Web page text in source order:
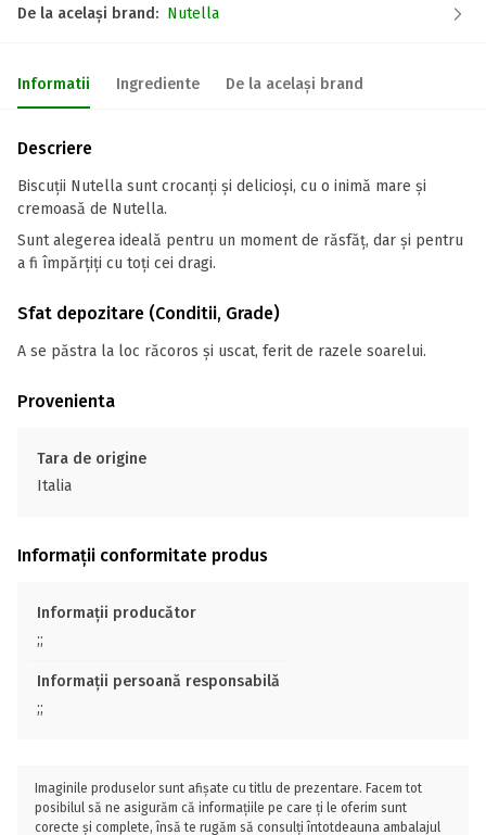
De la același brand: Nutella
Informatii Ingrediente De la același brand
Descriere
Biscuții Nutella sunt crocanți și delicioși, cu o inimă mare și
cremoasă de Nutella.
Sunt alegerea ideală pentru un moment de răsfăț, dar și pentru
a fi împărțiți cu toți cei dragi.
Sfat depozitare (Conditii, Grade)
A se păstra la loc răcoros și uscat, ferit de razele soarelui.
Provenienta
Tara de origine
Italia
Informații conformitate produs
Informații producător
;;
Informații persoană responsabilă
;;
Imaginile produselor sunt afișate cu titlu de prezentare. Facem tot
posibilul să ne asigurăm că informațiile pe care ți le oferim sunt
corecte și complete, însă te rugăm să consulți întotdeauna ambalajul